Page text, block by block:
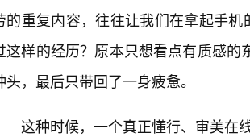
的重复内容，往往让我们在拿起手
这样的经历？原本只想看点有质感
头，最后只带回了一身疲惫。
这种时候，一个真正懂行、审美在